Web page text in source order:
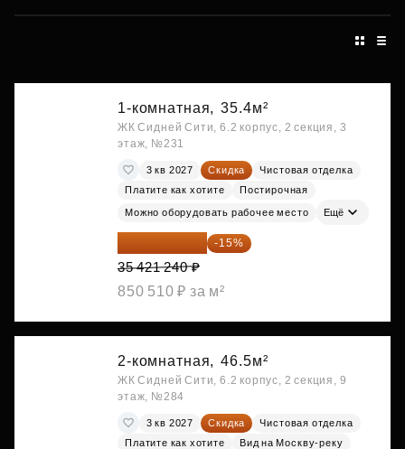
1-комнатная, 35.4м²
ЖК Сидней Сити, 6.2 корпус, 2 секция, 3
этаж, №231
3 кв 2027 Скидка
Чистовая отделка
Платите как хотите
Постирочная
Можно оборудовать рабочее место Ещё
30 108 054 ₽ -15%
35 421 240 ₽
850 510 ₽ за м²
2-комнатная, 46.5м²
ЖК Сидней Сити, 6.2 корпус, 2 секция, 9
этаж, №284
3 кв 2027 Скидка
Чистовая отделка
Платите как хотите
Вид на Москву-реку